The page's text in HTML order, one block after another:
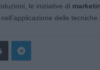
le iniziative di
delle